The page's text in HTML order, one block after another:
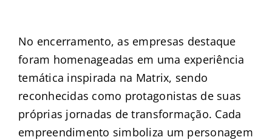
No encerramento, as empresas destaque
foram homenageadas em uma experiência
temática inspirada na Matrix, sendo
reconhecidas como protagonistas de suas
próprias jornadas de transformação. Cada
empreendimento simboliza um personagem